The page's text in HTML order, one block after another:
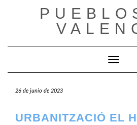
26 de junio de 2023
URBANITZACIÓ EL